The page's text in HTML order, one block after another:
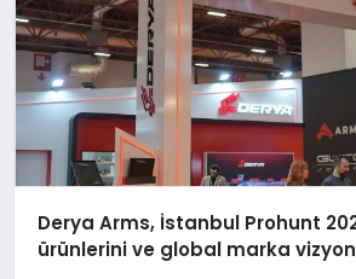
Derya Arms, İstanbul Prohunt
ürünlerini ve global marka